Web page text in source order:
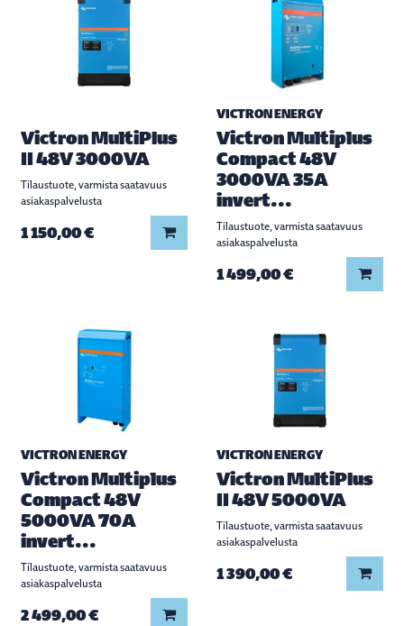
Victron MultiPlus
II 48V 3000VA
Tilaustuote, varmista saatavuus
asiakaspalvelusta
1 150,00 € Lisää koriin
VICTRON ENERGY
Victron Multiplus
Compact 48V
3000VA 35A
invert...
Tilaustuote, varmista saatavuus
asiakaspalvelusta
1 499,00 €
VICTRON ENERGY
Victron Multiplus
Compact 48V
5000VA 70A
invert...
Tilaustuote, varmista saatavuus
asiakaspalvelusta
2 499,00 € Lisää koriin
VICTRON ENERGY
Victron MultiPlus
II 48V 5000VA
Tilaustuote, varmista saatavuus
asiakaspalvelusta
1 390,00 €